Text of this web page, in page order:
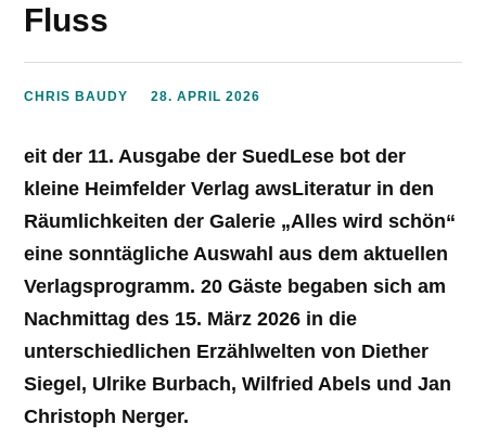
Fluss
CHRIS BAUDY 28. APRIL 2026
eit der 11. Ausgabe der SuedLese bot der
kleine Heimfelder Verlag awsLiteratur in den
Räumlichkeiten der Galerie „Alles wird schön“
eine sonntägliche Auswahl aus dem aktuellen
Verlagsprogramm. 20 Gäste begaben sich am
Nachmittag des 15. März 2026 in die
unterschiedlichen Erzählwelten von Diether
Siegel, Ulrike Burbach, Wilfried Abels und Jan
Christoph Nerger.